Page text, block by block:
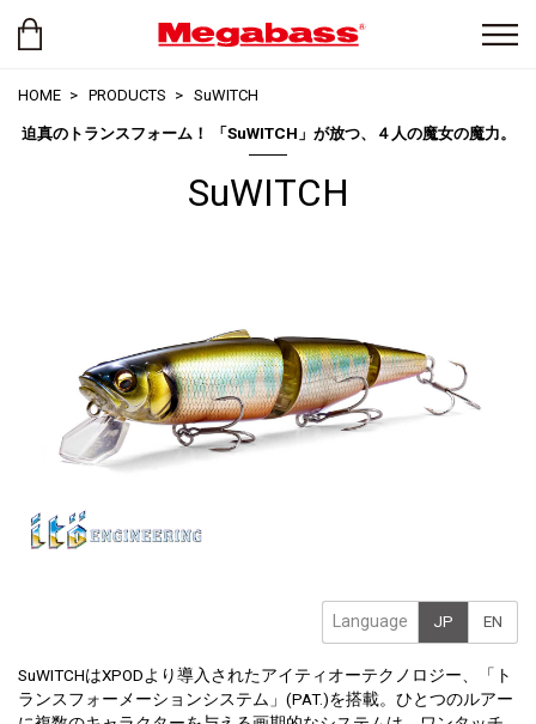
HOME PRODUCTS SuWITCH
迫真のトランスフォーム！ 「SuWITCH」が放つ、４人の魔女の魔力。
SuWITCH
Language JP EN
SuWITCHはXPODより導入されたアイティオーテクノロジー、「ト
ランスフォーメーションシステム」(PAT.)を搭載。ひとつのルアー